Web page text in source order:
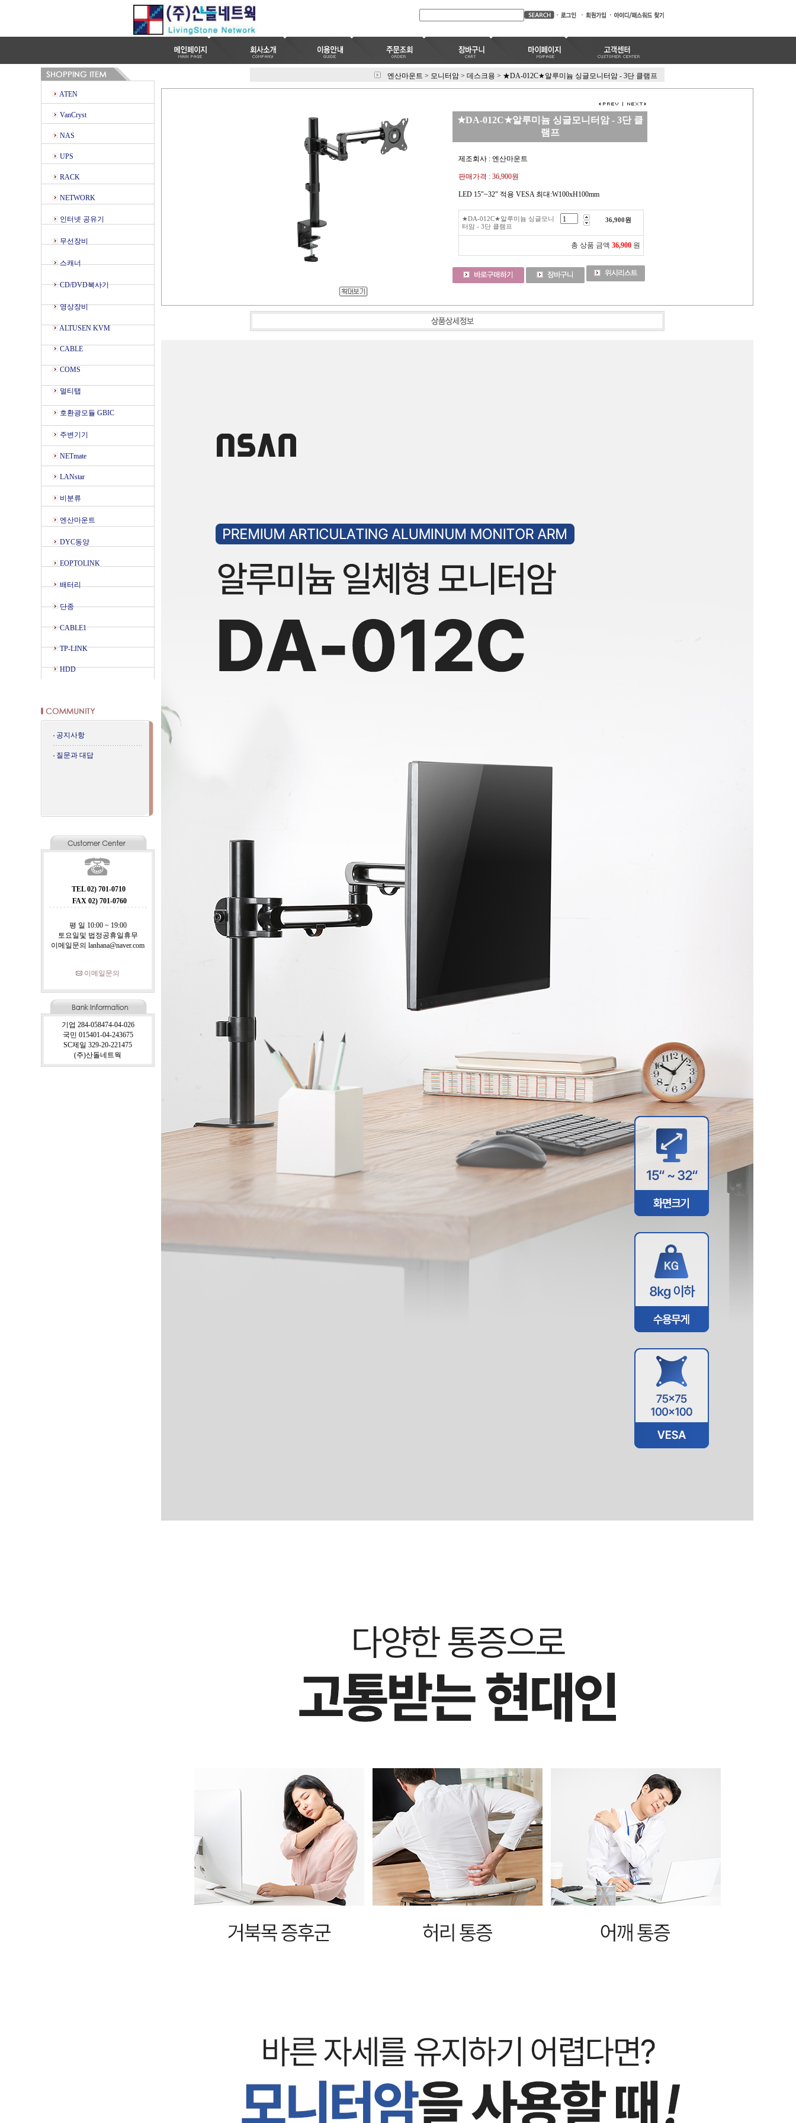
ATEN
VanCryst
NAS
UPS
RACK
NETWORK
인터넷 공유기
무선장비
스캐너
CD/DVD복사기
영상장비
ALTUSEN KVM
CABLE
COMS
멀티탭
호환광모듈 GBIC
주변기기
NETmate
LANstar
비분류
엔산마운트
DYC동양
EOPTOLINK
배터리
단종
CABLE1
TP-LINK
HDD
공지사항
질문과 대답
TEL 02) 701-0710
FAX 02) 701-0760
평 일 10:00 ~ 19:00
토요일및 법정공휴일휴무
이메일문의 lanhana@naver.com
이메일문의
기업 284-058474-04-026
국민 015401-04-243675
SC제일 329-20-221475
(주)산돌네트웍
엔산마운트 > 모니터암 > 데스크용 > ★DA-012C★알루미늄 싱글모니터암 - 3단 클램프
★DA-012C★알루미늄 싱글모니터암 - 3단 클
램프
제조회사 : 엔산마운트
판매가격 : 36,900원
LED 15"~32" 적용 VESA 최대:W100xH100mm
★DA-012C★알루미늄 싱글모니
터암 - 3단 클램프
36,900원
총 상품 금액 36,900 원